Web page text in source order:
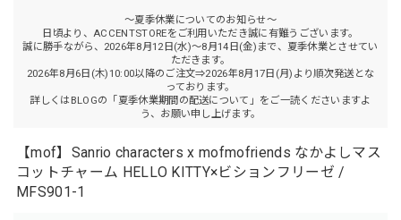
～夏季休業についてのお知らせ～
日頃より、ACCENTSTOREをご利用いただき誠に有難うございます。
誠に勝手ながら、2026年8月12日(水)～8月14日(金)まで、夏季休業とさせてい
ただきます。
2026年8月6日(木)10:00以降のご注文⇒2026年8月17日(月)より順次発送とな
っております。
詳しくはBLOGの「夏季休業期間の配送について」をご一読くださいますよ
う、お願い申し上げます。
【mof】Sanrio characters x mofmofriends なかよしマス
コットチャーム HELLO KITTY×ビションフリーゼ /
MFS901-1